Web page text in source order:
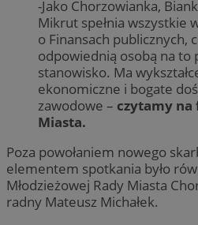
-Jako Chorzowianka,
Mikrut spełnia wszystkie
o Finansach publicznych,
odpowiednią osobą na to
stanowisko. Ma
ekonomiczne i bogate
zawodowe – czytamy na
Miasta.
Poza powołaniem nowego
elementem spotkania było
Młodzieżowej Rady Miasta
radny Mateusz Michałek.